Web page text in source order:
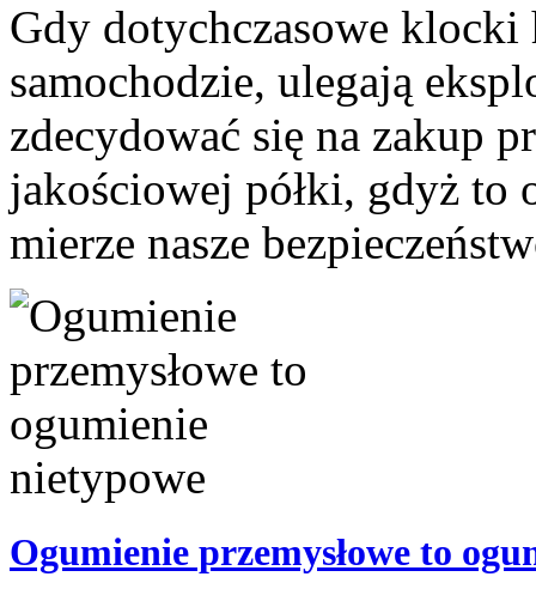
Gdy dotychczasowe klocki
samochodzie, ulegają
zdecydować się na zakup
jakościowej półki, gdyż to
mierze nasze
Ogumienie przemysłowe to